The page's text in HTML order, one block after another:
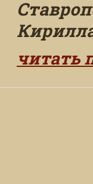
читать